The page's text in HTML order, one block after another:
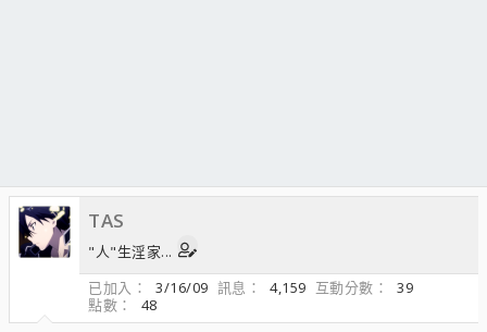
TAS
"人"生淫家...
已加入
3/16/09 訊息 4,159 互動分數
39
點數
48